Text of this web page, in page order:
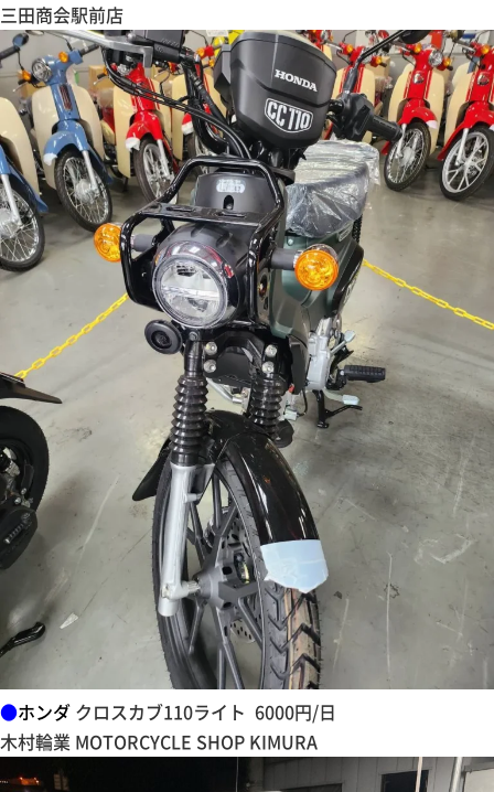
三田商会駅前店
●ホンダ クロスカブ110ライト 6000円/日
木村輪業 MOTORCYCLE SHOP KIMURA